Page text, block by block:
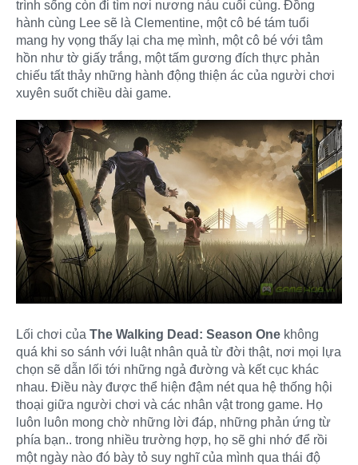
trình sống còn đi tìm nơi nương náu cuối cùng. Đồng
hành cùng Lee sẽ là Clementine, một cô bé tám tuổi
mang hy vọng thấy lại cha mẹ mình, một cô bé với tâm
hồn như tờ giấy trắng, một tấm gương đích thực phản
chiếu tất thảy những hành động thiện ác của người chơi
xuyên suốt chiều dài game.
Lối chơi của The Walking Dead: Season One không
quá khi so sánh với luật nhân quả từ đời thật, nơi mọi lựa
chọn sẽ dẫn lối tới những ngả đường và kết cục khác
nhau. Điều này được thể hiện đậm nét qua hệ thống hội
thoại giữa người chơi và các nhân vật trong game. Họ
luôn luôn mong chờ những lời đáp, những phản ứng từ
phía bạn.. trong nhiều trường hợp, họ sẽ ghi nhớ để rồi
một ngày nào đó bày tỏ suy nghĩ của mình qua thái độ